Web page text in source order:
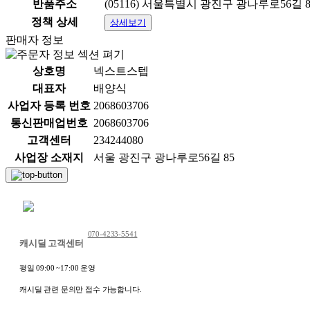
반품주소
(05116) 서울특별시 광진구 광나루로56길
정책 상세
상세보기
판매자 정보
상호명
넥스트스텝
대표자
배양식
사업자 등록 번호 2068603706
통신판매업번호 2068603706
고객센터
234244080
사업장 소재지
서울 광진구 광나루로56길 85
캐시딜 고객센터
070-4233-5541
평일 09:00 ~17:00 운영
캐시딜 관련 문의만 접수 가능합니다.